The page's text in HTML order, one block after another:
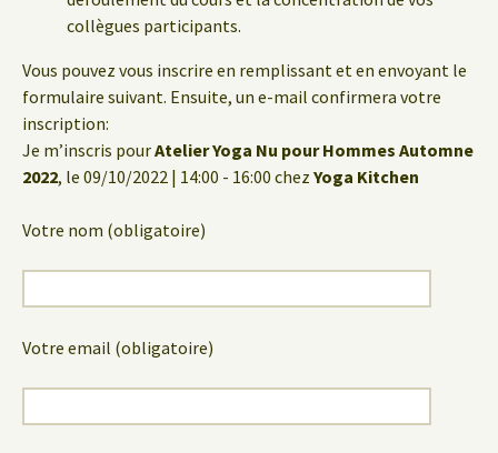
collègues participants.
Vous pouvez vous inscrire en remplissant et en envoyant le
formulaire suivant. Ensuite, un e-mail confirmera votre
inscription:
Je m’inscris pourAtelier Yoga Nu pour Hommes Automne
2022, le 09/10/2022 | 14:00 - 16:00 chez Yoga Kitchen
Votre nom (obligatoire)
Votre email (obligatoire)